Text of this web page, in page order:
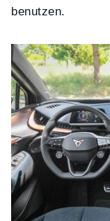
benutzen.